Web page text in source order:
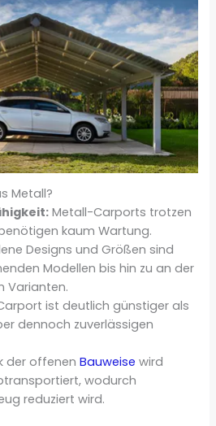
Metall?
Metall-Carports trotzen
kaum Wartung.
Designs und Größen sind
Modellen bis hin zu an der
Varianten.
ist deutlich günstiger als
dennoch zuverlässigen
der offenenBauweise wird
wodurch
reduziert wird.